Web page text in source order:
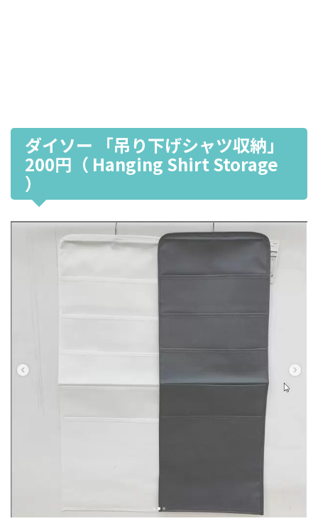
ダイソー 「吊り下げシャツ収納」
200円（ Hanging Shirt Storage
）